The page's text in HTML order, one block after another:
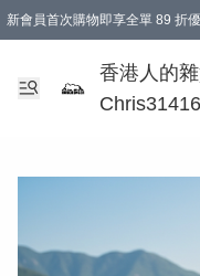
新會員首次購物即享全單 89 折優
購物滿 HKD 499.00即享免運費
【滿 $300 專屬驚喜：無聲信物
香港人的
Chris31416